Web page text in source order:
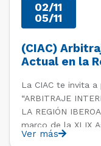
02/11
05/11
(CIAC)
Actual en la
La CIAC te invita
“ARBITRAJE
LA REGIÓN
marco de la XLIX
Consejo Directivo
Ver más